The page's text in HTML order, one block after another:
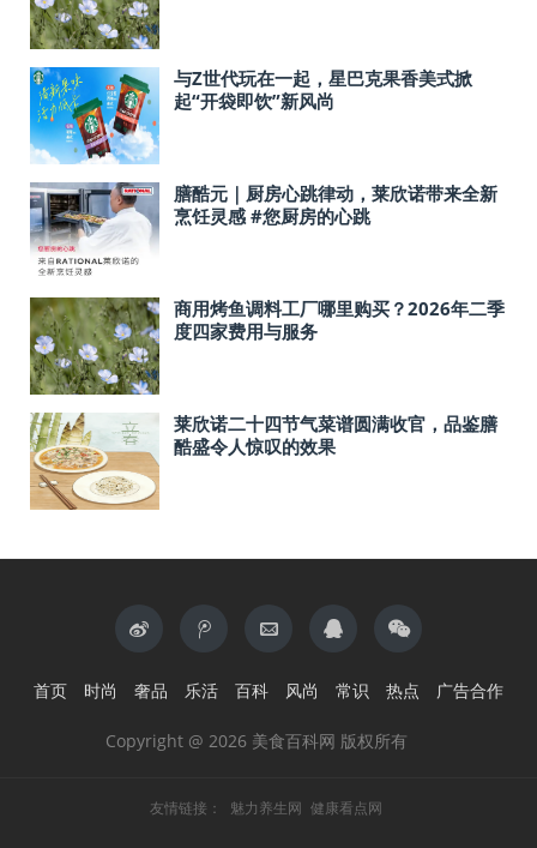
与Z世代玩在一起，星巴克果香美式掀
起“开袋即饮”新风尚
膳酷元｜厨房心跳律动，莱欣诺带来全新
烹饪灵感 #您厨房的心跳
商用烤鱼调料工厂哪里购买？2026年二季
度四家费用与服务
莱欣诺二十四节气菜谱圆满收官，品鉴膳
酷盛令人惊叹的效果
首页 时尚 奢品 乐活 百科 风尚 常识 热点 广告合作
Copyright @ 2026 美食百科网 版权所有
友情链接： 魅力养生网 健康看点网